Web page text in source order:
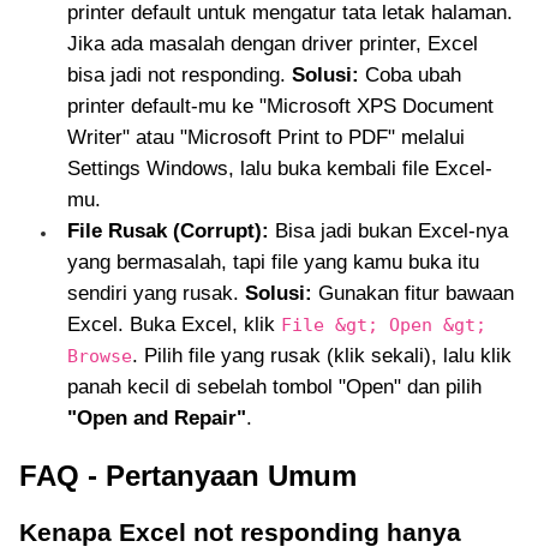
printer default untuk mengatur tata letak halaman.
Jika ada masalah dengan driver printer, Excel
bisa jadi not responding. Solusi: Coba ubah
printer default-mu ke "Microsoft XPS Document
Writer" atau "Microsoft Print to PDF" melalui
Settings Windows, lalu buka kembali file Excel-
mu.
File Rusak (Corrupt): Bisa jadi bukan Excel-nya
yang bermasalah, tapi file yang kamu buka itu
sendiri yang rusak. Solusi: Gunakan fitur bawaan
Excel. Buka Excel, klik File &gt; Open &gt;
Browse. Pilih file yang rusak (klik sekali), lalu klik
panah kecil di sebelah tombol "Open" dan pilih
"Open and Repair".
FAQ - Pertanyaan Umum
Kenapa Excel not responding hanya